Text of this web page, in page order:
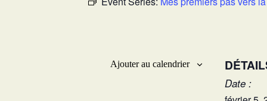
Ajouter au calendrier
Date :